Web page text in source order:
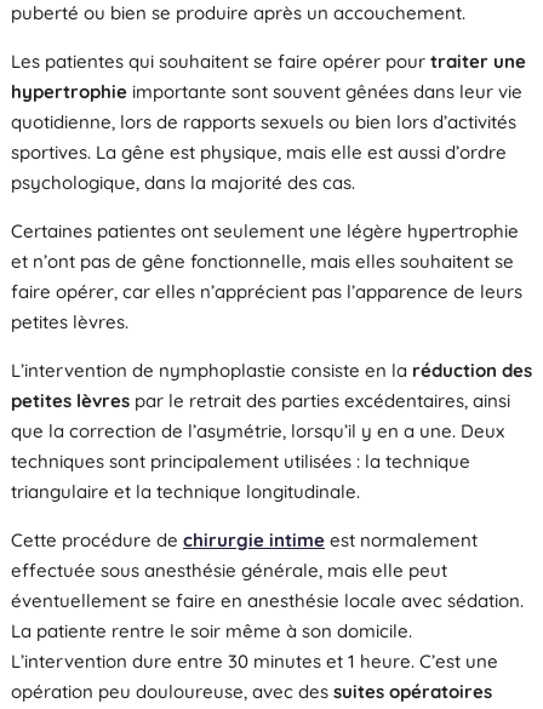
puberté ou bien se produire après un accouchement.
Les patientes qui souhaitent se faire opérer pour traiter une
hypertrophie importante sont souvent gênées dans leur vie
quotidienne, lors de rapports sexuels ou bien lors d’activités
sportives. La gêne est physique, mais elle est aussi d’ordre
psychologique, dans la majorité des cas.
Certaines patientes ont seulement une légère hypertrophie
et n’ont pas de gêne fonctionnelle, mais elles souhaitent se
faire opérer, car elles n’apprécient pas l’apparence de leurs
petites lèvres.
L’intervention de nymphoplastie consiste en la réduction des
petites lèvrespar le retrait des parties excédentaires, ainsi
que la correction de l’asymétrie, lorsqu’il y en a une. Deux
techniques sont principalement utilisées : la technique
triangulaire et la technique longitudinale.
Cette procédure de chirurgie intimeest normalement
effectuée sous anesthésie générale, mais elle peut
éventuellement se faire en anesthésie locale avec sédation.
La patiente rentre le soir même à son domicile.
L’intervention dure entre 30 minutes et 1 heure. C’est une
opération peu douloureuse, avec des suites opératoires